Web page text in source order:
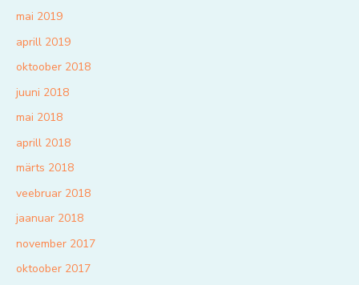
mai 2019
aprill 2019
oktoober 2018
juuni 2018
mai 2018
aprill 2018
märts 2018
veebruar 2018
jaanuar 2018
november 2017
oktoober 2017